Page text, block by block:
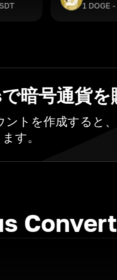
1 DOGE
暗号通貨を
トを作成すると
す。